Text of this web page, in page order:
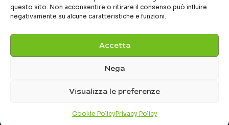
questo sito. Non acconsentire o ritirare il consenso può influire
negativamente su alcune caratteristiche e funzioni.
Accetta
Nega
Visualizza le preferenze
Cookie PolicyPrivacy Policy